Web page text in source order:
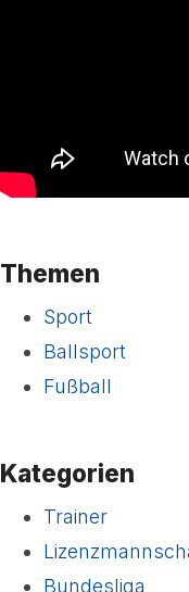
Themen
Sport
Ballsport
Fußball
Kategorien
Trainer
Bundesliga